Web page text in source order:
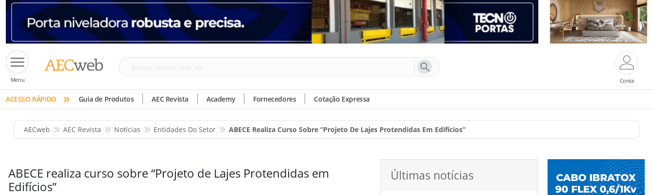
Menu
Busque
tinta,
etc
Conta
ACESSO RÁPIDO » Guia de Produtos AEC Revista Academy Fornecedores Cotação Expressa
AECweb AEC Revista Notícias Entidades Do Setor ABECE Realiza Curso Sobre “Projeto De Lajes Protendidas Em Edifícios”
ABECE realiza curso sobre “Projeto de Lajes Protendidas em
Edifícios”
Últimas notícias